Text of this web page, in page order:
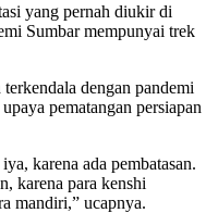
yang pernah diukir di
Sumbar mempunyai trek
dengan pandemi
pematangan persiapan
karena ada pembatasan.
karena para kenshi
mandiri,” ucapnya.